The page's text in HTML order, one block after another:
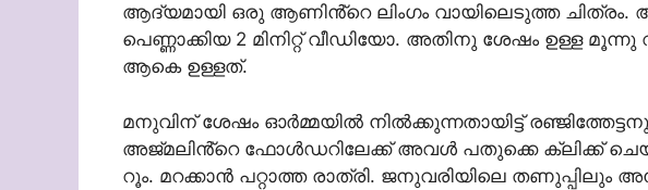
ആദ്യമായി ഒരു ആണിൻ്റെ ലിംഗം വായിലെടുത്ത
പെണ്ണാക്കിയ 2 മിനിറ്റ് വീഡിയോ. അതിനു ശേഷം ഉള്ള
ആകെ ഉള്ളത്.
മനുവിന് ശേഷം ഓർമ്മയിൽ നിൽക്കുന്നതായിട്ട്
അജ്മലിൻ്റെ ഫോൾഡറിലേക്ക് അവൾ പതുക്കെ ക്ലിക്ക്
റൂം. മറക്കാൻ പറ്റാത്ത രാത്രി. ജനുവരിയിലെ